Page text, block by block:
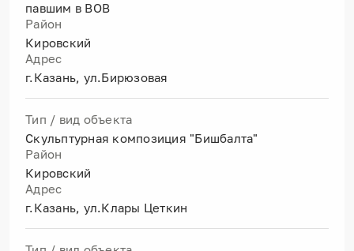
павшим в ВОВ
Район
Кировский
Адрес
г.Казань, ул.Бирюзовая
Тип / вид объекта
Скульптурная композиция "Бишбалта"
Район
Кировский
Адрес
г.Казань, ул.Клары Цеткин